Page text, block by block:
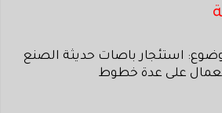
43/د/2026، موضوع: استئجار باصات حديثة الصنع
على عدة خطوط